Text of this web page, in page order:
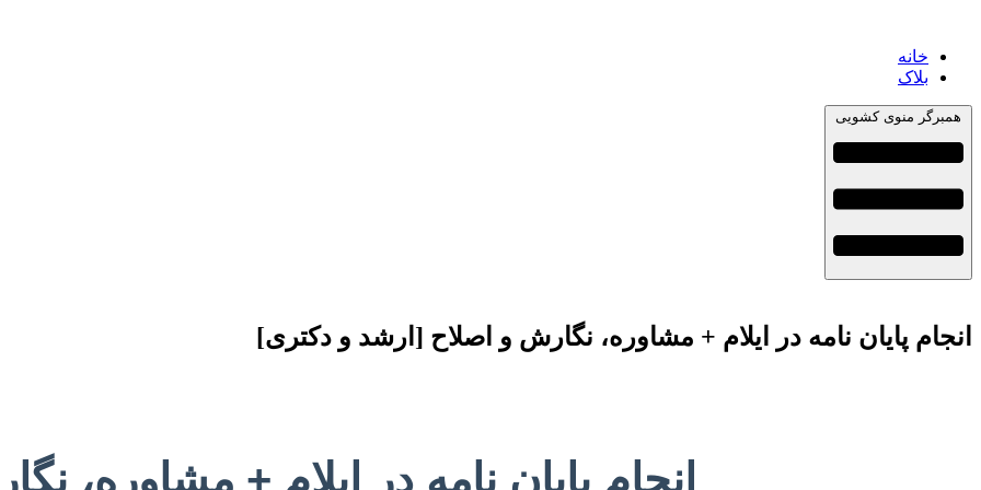
خانه
بلاک
همبرگر منوی کشویی
انجام پایان نامه در ایلام + مشاوره، نگارش و اصلاح [ارشد و دکتری]
انجام پایان نامه در ایلام + مشاوره،